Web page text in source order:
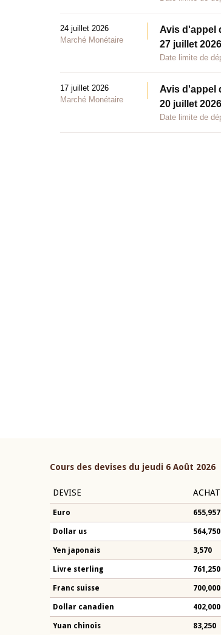
24 juillet 2026
Marché Monétaire
Avis d'appel
27 juillet 2026
Date limite de
17 juillet 2026
Marché Monétaire
Avis d'appel
20 juillet 2026
Date limite de
Cours des devises du jeudi 6 Août 2026
DEVISE ACHAT
Euro 655,957
Dollar us 564,750
Yen japonais 3,570
Livre sterling 761,250
Franc suisse 700,000
Dollar canadien 402,000
Yuan chinois 83,250